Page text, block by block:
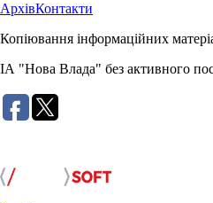
АрхівКонтакти
Копіювання інформаційних
ІА "Нова Влада" без активного